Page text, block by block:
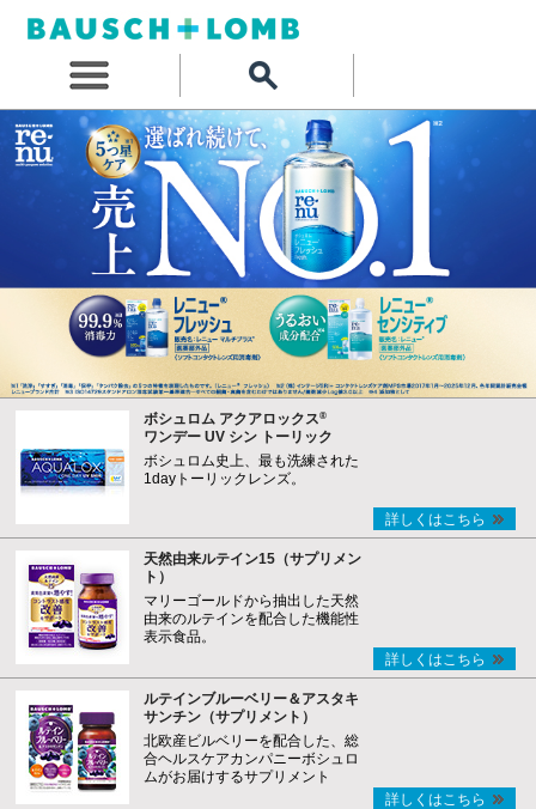
ボシュロム アクアロックス®
ワンデー UV シン トーリック
ボシュロム史上、最も洗練された
1dayトーリックレンズ。
詳しくはこちら
天然由来ルテイン15（サプリメン
ト）
マリーゴールドから抽出した天然
由来のルテインを配合した機能性
表示食品。
詳しくはこちら
ルテインブルーベリー＆アスタキ
サンチン（サプリメント）
北欧産ビルベリーを配合した、総
合ヘルスケアカンパニーボシュロ
ムがお届けするサプリメント
詳しくはこちら